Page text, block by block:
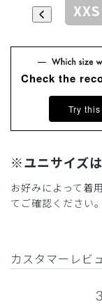
XXS
Check the
Try
※ユニサイズは
お好みによって着
てご確認ください。
カスタマーレビ